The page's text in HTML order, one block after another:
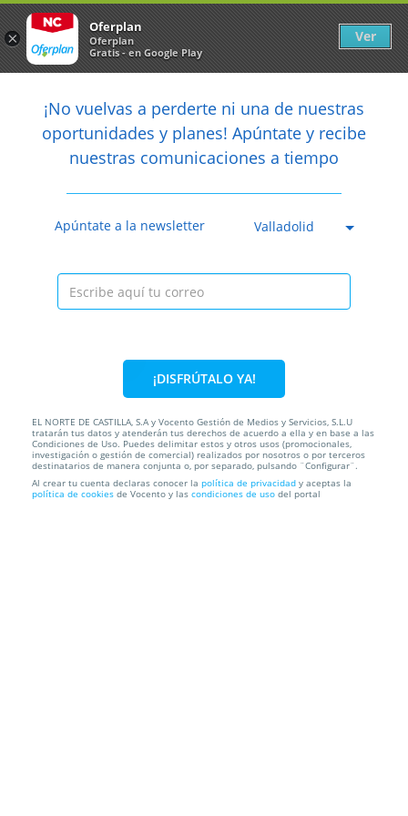

Caducada
Anterior
31% 35€ 24€
Recibe el verano con alegría
Recogida en Tienda GRATIS o Envío a domicilio
arrow_back Newsletter
¡No vuelvas a perderte ni una de nuestras
oportunidades y planes! Apúntate y recibe
nuestras comunicaciones a tiempo
Apúntate a la newsletter Valladolid
¡DISFRÚTALO YA!
EL NORTE DE CASTILLA, S.A y Vocento Gestión de Medios y Servicios, S.L.U
tratarán tus datos y atenderán tus derechos de acuerdo a ella y en base a las
Condiciones de Uso. Puedes delimitar estos y otros usos (promocionales,
investigación o gestión de comercial) realizados por nosotros o por terceros
destinatarios de manera conjunta o, por separado, pulsando ¨Configurar¨.
Al crear tu cuenta declaras conocer la política de privacidad y aceptas la
política de cookies de Vocento y las condiciones de uso del portal
×
Oferplan
Oferplan
Gratis - en Google Play
Ver